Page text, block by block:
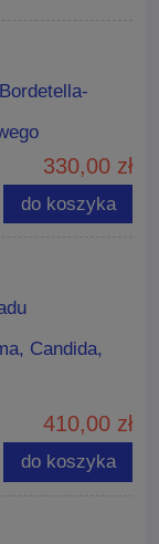
330,00 zł
do koszyka
Candida,
410,00 zł
do koszyka